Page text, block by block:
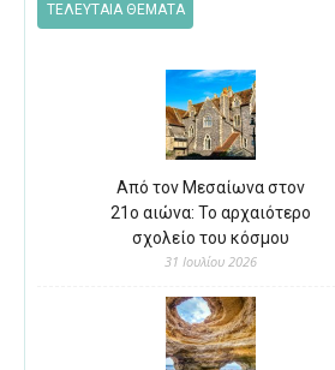
ΤΕΛΕΥΤΑΙΑ ΘΕΜΑΤΑ
Από τον Μεσαίωνα στον
21ο αιώνα: Το αρχαιότερο
σχολείο του κόσμου
31 Ιουλίου 2026